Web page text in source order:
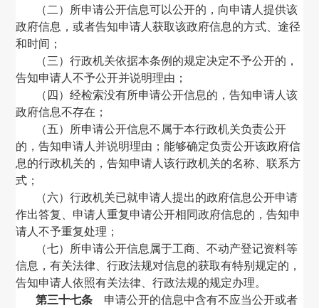
（二）所申请公开信息可以公开的，向申请人提供该
政府信息，或者告知申请人获取该政府信息的方式、途径
和时间；
（三）行政机关依据本条例的规定决定不予公开的，
告知申请人不予公开并说明理由；
（四）经检索没有所申请公开信息的，告知申请人该
政府信息不存在；
（五）所申请公开信息不属于本行政机关负责公开
的，告知申请人并说明理由；能够确定负责公开该政府信
息的行政机关的，告知申请人该行政机关的名称、联系方
式；
（六）行政机关已就申请人提出的政府信息公开申请
作出答复、申请人重复申请公开相同政府信息的，告知申
请人不予重复处理；
（七）所申请公开信息属于工商、不动产登记资料等
信息，有关法律、行政法规对信息的获取有特别规定的，
告知申请人依照有关法律、行政法规的规定办理。
第三十七条 申请公开的信息中含有不应当公开或者